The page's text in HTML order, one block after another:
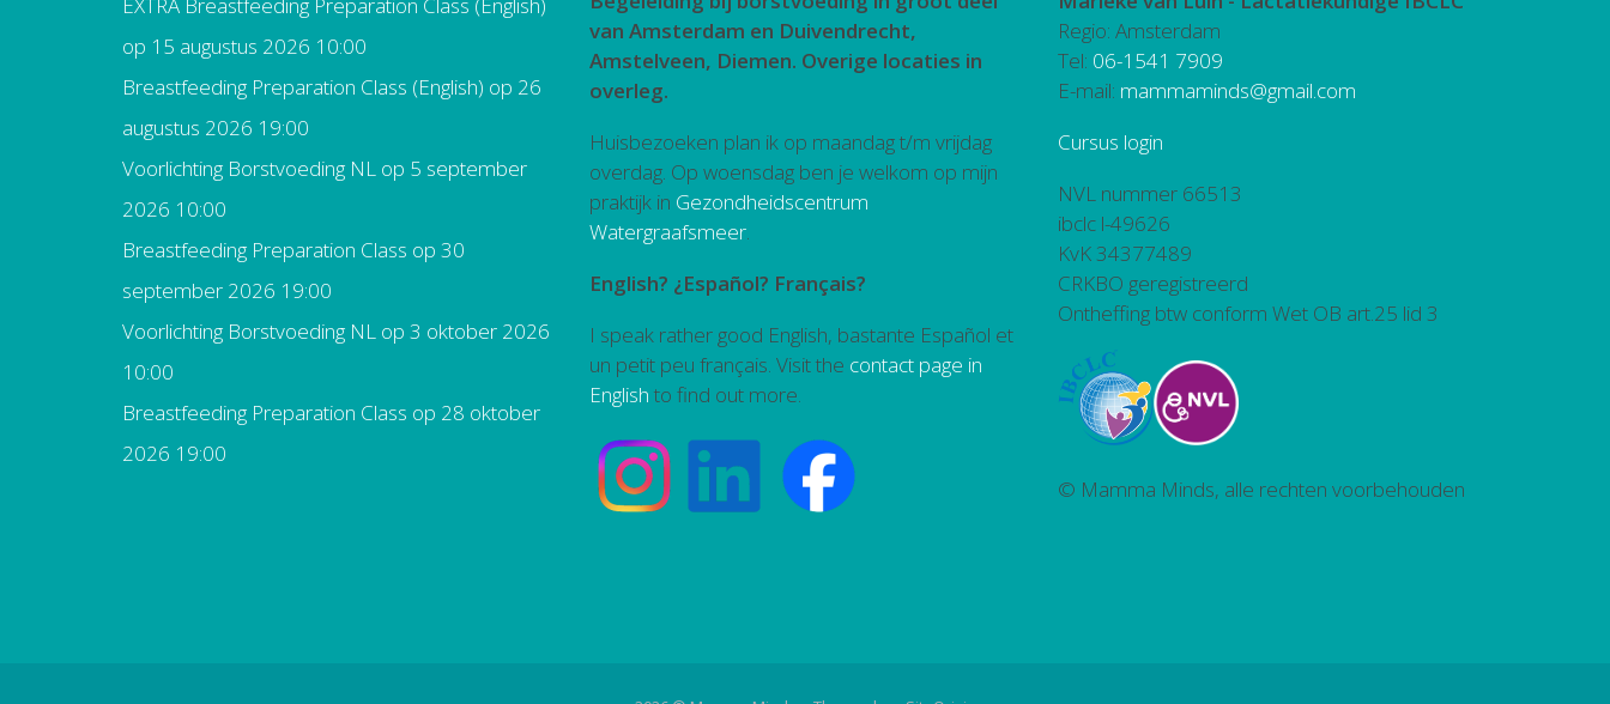
op 15 augustus 2026 10:00
Breastfeeding Preparation Class (English) op 26
augustus 2026 19:00
Voorlichting Borstvoeding NL op 5 september
2026 10:00
Breastfeeding Preparation Class op 30
september 2026 19:00
Voorlichting Borstvoeding NL op 3 oktober 2026
10:00
Breastfeeding Preparation Class op 28 oktober
2026 19:00
van Amsterdam en Duivendrecht,
Amstelveen, Diemen. Overige locaties in
overleg.
Huisbezoeken plan ik op maandag t/m vrijdag
overdag. Op woensdag ben je welkom op mijn
praktijk in Gezondheidscentrum
Watergraafsmeer.
English? ¿Español? Français?
I speak rather good English, bastante Español et
un petit peu français. Visit the contact page in
English to find out more.
Regio: Amsterdam
Tel: 06-1541 7909
E-mail: mammaminds@gmail.com
Cursus login
NVL nummer 66513
ibclc l-49626
KvK 34377489
CRKBO geregistreerd
Ontheffing btw conform Wet OB art.25 lid 3
© Mamma Minds, alle rechten voorbehouden